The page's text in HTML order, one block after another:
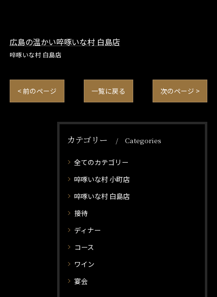
広島の温かい啐啄いな村 白島店
啐啄いな村 白島店
< 前のページ 一覧に戻る 次のページ >
カテゴリー Categories
全てのカテゴリー
啐啄いな村 小町店
啐啄いな村 白島店
接待
ディナー
コース
ワイン
宴会